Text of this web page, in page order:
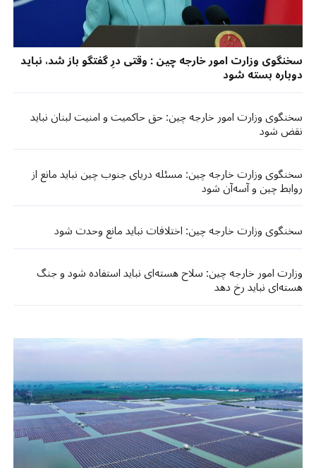
سخنگوی وزارت امور خارجه چین : وقتی درِ گفتگو باز شد، نباید
دوباره بسته شود
سخنگوی وزارت امور خارجه چین: حق حاکمیت و امنیت لبنان نباید
نقض شود
سخنگوی وزارت خارجه چین: مسئله دریای جنوب چین نباید مانع از
روابط چین و آسه‌آن شود
سخنگوی وزارت خارجه چین: اختلافات نباید مانع وحدت شود
وزارت امور خارجه چین: سلاح هسته‌ای نباید استفاده شود و جنگ
هسته‌ای نباید رخ دهد